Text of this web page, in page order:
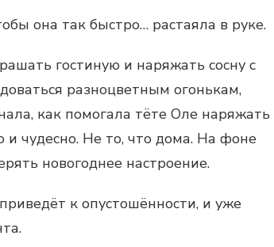
она так быстро… растаяла в руке.
гостиную и наряжать сосну с
разноцветным огонькам,
как помогала тёте Оле наряжать
и чудесно. Не то, что дома. На фоне
новогоднее настроение.
к опустошённости, и уже